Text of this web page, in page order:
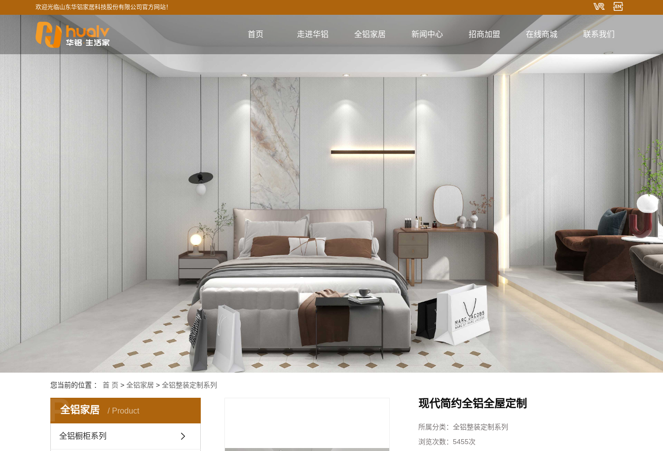
欢迎光临山东华铝家居科技股份有限公司官方网站！
首页 走进华铝 全铝家居
全铝电视柜系列
全铝阳台柜系列
全铝整装定制系列
新闻中心
技术资讯
招商加盟 在线商城
淘宝商城
联系我们
您当前的位置 ： 首 页 > 全铝家居 > 全铝整装定制系列
全铝家居 Product
P
全铝橱柜系列
现代简约全铝全屋定制
所属分类：全铝整装定制系列
浏览次数： 5455次